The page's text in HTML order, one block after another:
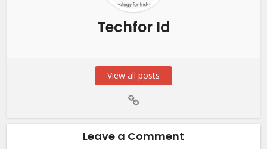
Techfor Id
View all posts
Leave a Comment